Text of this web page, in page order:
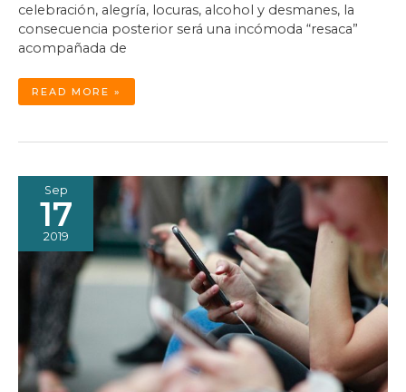
celebración, alegría, locuras, alcohol y desmanes, la
consecuencia posterior será una incómoda “resaca”
acompañada de
LA
“RESACA”
QUE
READ MORE »
Sep
17
2019